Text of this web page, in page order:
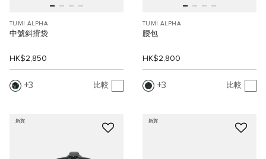
TUMI ALPHA
中號斜揹袋
HK$2,850
3 比較
TUMI ALPHA
腰包
HK$2,800
3 比較
新貨 新貨